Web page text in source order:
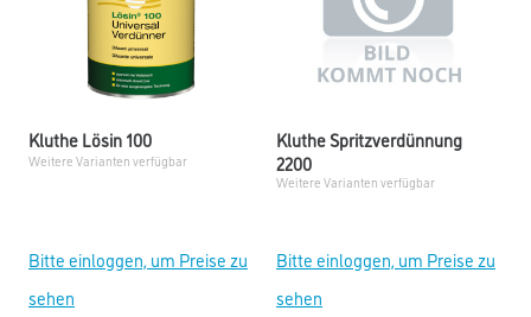
Kluthe Lösin 100
Weitere Varianten verfügbar
Bitte einloggen, um Preise zu
sehen
Kluthe Spritzverdünnung
2200
Weitere Varianten verfügbar
Bitte einloggen, um Preise zu
sehen